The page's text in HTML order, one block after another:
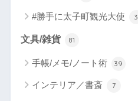
#勝手に太子町観光大使 3
文具/雑貨 81
手帳/メモ/ノート術 39
インテリア／書斎 7